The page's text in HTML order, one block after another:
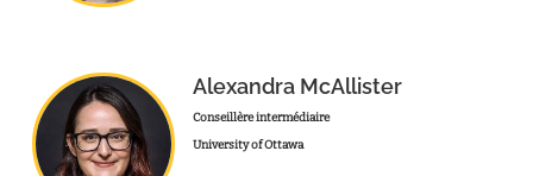
Alexandra McAllister
Conseillère intermédiaire
University of Ottawa